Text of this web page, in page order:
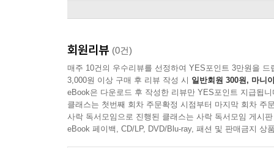
회원리뷰 (0건)
매주 10건의 우수리뷰를 선정하여 YES포인트 3만원을 드
3,000원 이상 구매 후 리뷰 작성 시 일반회원 300원, 마니
eBook은 다운로드 후 작성한 리뷰만 YES포인트 지급됩니
클래스는 첫번째 회차 주문확정 시점부터 마지막 회차 주
사락 독서모임으로 진행된 클래스는 사락 독서모임 게시
eBook 페이백, CD/LP, DVD/Blu-ray, 패션 및 판매금지 상